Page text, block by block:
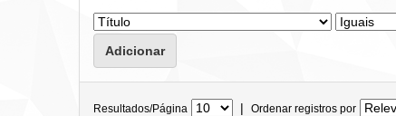
Resultados/Página | Ordenar registros por